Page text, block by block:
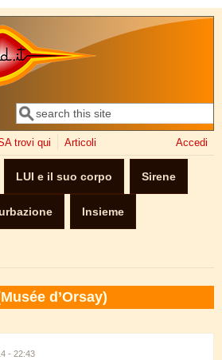
Form di ricerca
Cerca
trovi qui Articoli Accedi
LUI e il suo corpo Sirene
Insieme
d’Orsay)
- 22:43